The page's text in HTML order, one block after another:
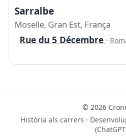
Sarralbe
Moselle, Gran Est, França
Rue du 5 Décembre ·
© 2026
Història als carrers ·